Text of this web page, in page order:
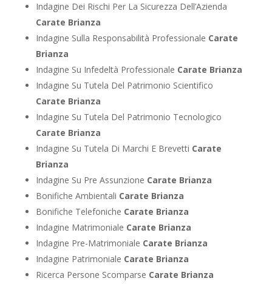
Indagine Dei Rischi Per La Sicurezza Dell’Azienda
Carate Brianza
Indagine Sulla Responsabilità Professionale Carate
Brianza
Indagine Su Infedeltà Professionale Carate Brianza
Indagine Su Tutela Del Patrimonio Scientifico
Carate Brianza
Indagine Su Tutela Del Patrimonio Tecnologico
Carate Brianza
Indagine Su Tutela Di Marchi E Brevetti Carate
Brianza
Indagine Su Pre Assunzione Carate Brianza
Bonifiche Ambientali Carate Brianza
Bonifiche Telefoniche Carate Brianza
Indagine Matrimoniale Carate Brianza
Indagine Pre-Matrimoniale Carate Brianza
Indagine Patrimoniale Carate Brianza
Ricerca Persone Scomparse Carate Brianza